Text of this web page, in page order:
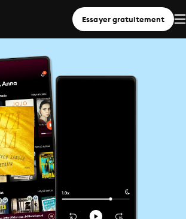
Essayer gratuitement